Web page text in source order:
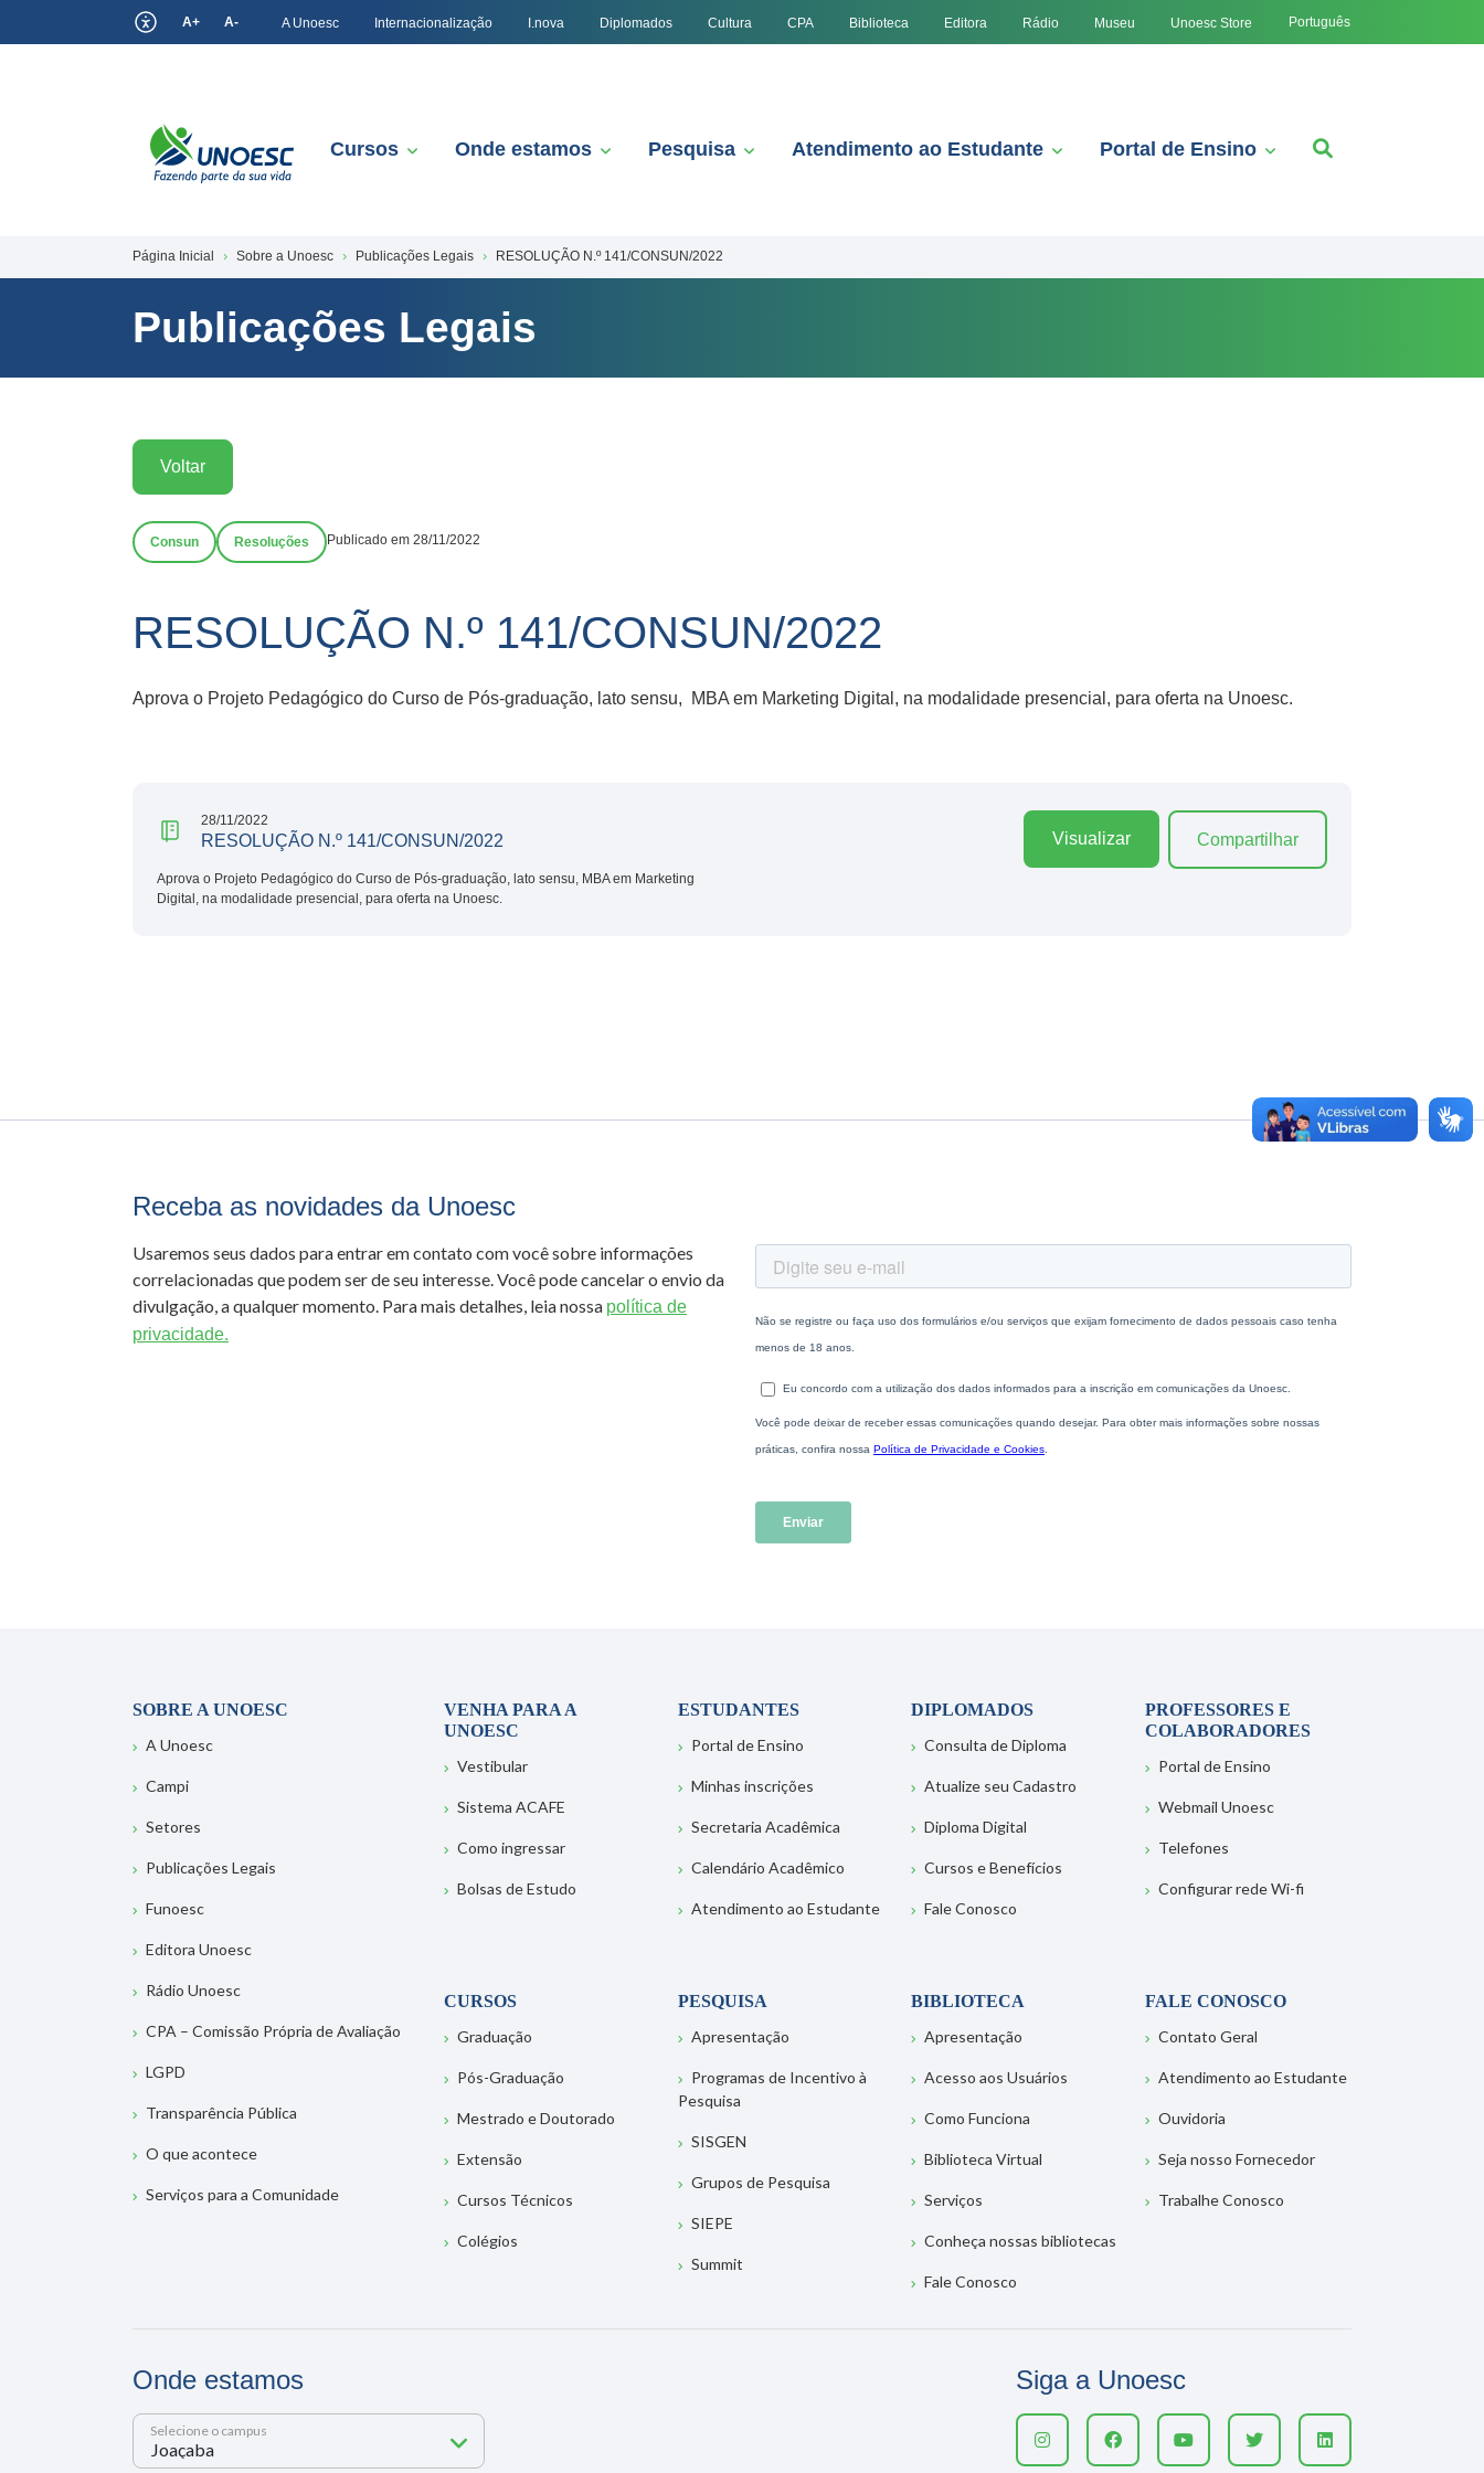
A+ A- A Unoesc Internacionalização I.nova Diplomados Cultura CPA Biblioteca Editora Rádio Museu Unoesc Store Português
Cursos Onde estamos Pesquisa Atendimento ao Estudante Portal de Ensino
Página Inicial Sobre a Unoesc Publicações Legais RESOLUÇÃO N.º 141/CONSUN/2022
Publicações Legais
Voltar
Consun Resoluções Publicado em 28/11/2022
RESOLUÇÃO N.º 141/CONSUN/2022
Aprova o Projeto Pedagógico do Curso de Pós-graduação, lato sensu, MBA em Marketing Digital, na modalidade presencial, para oferta na Unoesc.
28/11/2022
RESOLUÇÃO N.º 141/CONSUN/2022
Aprova o Projeto Pedagógico do Curso de Pós-graduação, lato sensu, MBA em Marketing
Digital, na modalidade presencial, para oferta na Unoesc.
Visualizar Compartilhar
Receba as novidades da Unoesc
Usaremos seus dados para entrar em contato com você sobre informações
correlacionadas que podem ser de seu interesse. Você pode cancelar o envio da
divulgação, a qualquer momento. Para mais detalhes, leia nossa política de
privacidade.
SOBRE A UNOESC
A Unoesc
Campi
Setores
Publicações Legais
Funoesc
Editora Unoesc
Rádio Unoesc
CPA – Comissão Própria de Avaliação
LGPD
Transparência Pública
O que acontece
Serviços para a Comunidade
VENHA PARA A
UNOESC
Vestibular
Sistema ACAFE
Como ingressar
Bolsas de Estudo
ESTUDANTES
Portal de Ensino
Minhas inscrições
Secretaria Acadêmica
Calendário Acadêmico
Atendimento ao Estudante
DIPLOMADOS
Consulta de Diploma
Atualize seu Cadastro
Diploma Digital
Cursos e Benefícios
Fale Conosco
PROFESSORES E
COLABORADORES
Portal de Ensino
Webmail Unoesc
Telefones
Configurar rede Wi-fi
CURSOS
Graduação
Pós-Graduação
Mestrado e Doutorado
Extensão
Cursos Técnicos
Colégios
PESQUISA
Apresentação
Programas de Incentivo à
Pesquisa
SISGEN
Grupos de Pesquisa
SIEPE
Summit
BIBLIOTECA
Apresentação
Acesso aos Usuários
Como Funciona
Biblioteca Virtual
Serviços
Conheça nossas bibliotecas
Fale Conosco
FALE CONOSCO
Contato Geral
Atendimento ao Estudante
Ouvidoria
Seja nosso Fornecedor
Trabalhe Conosco
Onde estamos
Selecione o campus
Siga a Unoesc